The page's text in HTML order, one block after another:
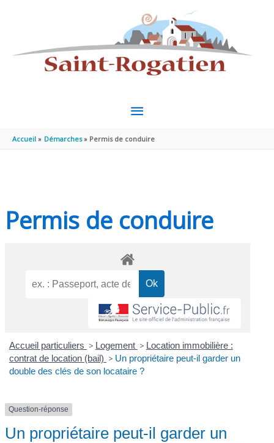
MENU
PRINCIPAL
Accueil Démarches Permis de conduire
Permis de conduire
Accueil particuliers > Logement > Location immobilière :
contrat de location (bail) > Un propriétaire peut-il garder un
double des clés de son locataire ?
Question-réponse
Un propriétaire peut-il garder un